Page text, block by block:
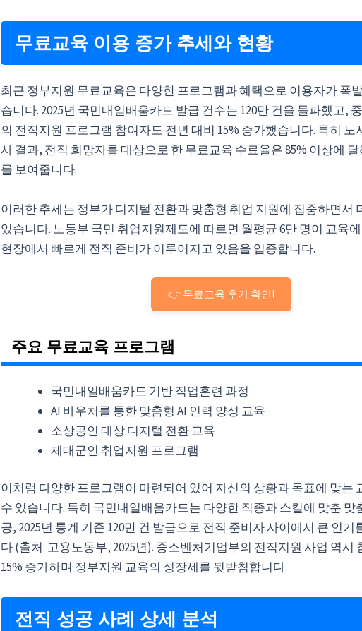
무료교육 이용 증가 추세와 현황
최근 정부지원 무료교육은 다양한 프로그램과 혜택으로 이용자가 폭
습니다. 2025년 국민내일배움카드 발급 건수는 120만 건을 돌파했고,
의 전직지원 프로그램 참여자도 전년 대비 15% 증가했습니다. 특히 노
사 결과, 전직 희망자를 대상으로 한 무료교육 수료율은 85% 이상에
를 보여줍니다.
이러한 추세는 정부가 디지털 전환과 맞춤형 취업 지원에 집중하면서
있습니다. 노동부 국민 취업지원제도에 따르면 월평균 6만 명이 교육
현장에서 빠르게 전직 준비가 이루어지고 있음을 입증합니다.
👉 무료교육 후기 확인!
주요 무료교육 프로그램
국민내일배움카드 기반 직업훈련 과정
AI 바우처를 통한 맞춤형 AI 인력 양성 교육
소상공인 대상 디지털 전환 교육
제대군인 취업지원 프로그램
이처럼 다양한 프로그램이 마련되어 있어 자신의 상황과 목표에 맞는
수 있습니다. 특히 국민내일배움카드는 다양한 직종과 스킬에 맞춘 맞
공, 2025년 통계 기준 120만 건 발급으로 전직 준비자 사이에서 큰 인기
다 (출처: 고용노동부, 2025년). 중소벤처기업부의 전직지원 사업 역시
15% 증가하며 정부지원 교육의 성장세를 뒷받침합니다.
전직 성공 사례 상세 분석